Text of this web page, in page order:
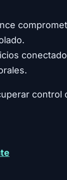
control